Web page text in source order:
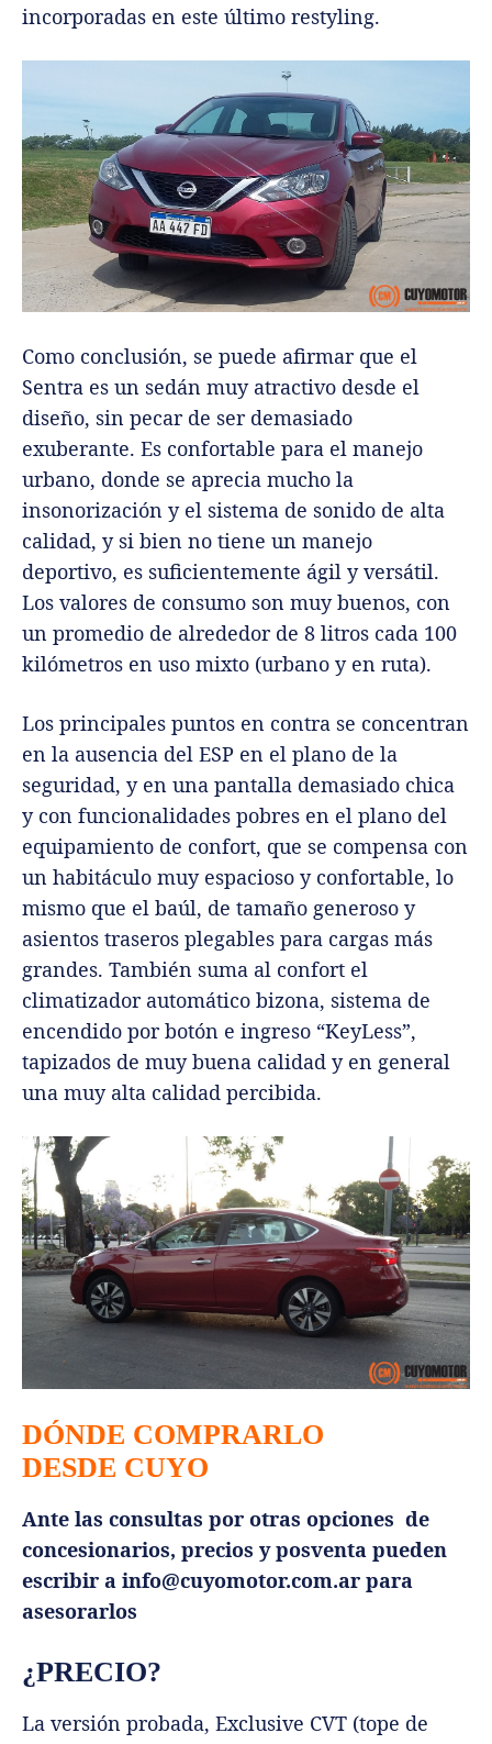
incorporadas en este último restyling.
Como conclusión, se puede afirmar que el
Sentra es un sedán muy atractivo desde el
diseño, sin pecar de ser demasiado
exuberante. Es confortable para el manejo
urbano, donde se aprecia mucho la
insonorización y el sistema de sonido de alta
calidad, y si bien no tiene un manejo
deportivo, es suficientemente ágil y versátil.
Los valores de consumo son muy buenos, con
un promedio de alrededor de 8 litros cada 100
kilómetros en uso mixto (urbano y en ruta).
Los principales puntos en contra se concentran
en la ausencia del ESP en el plano de la
seguridad, y en una pantalla demasiado chica
y con funcionalidades pobres en el plano del
equipamiento de confort, que se compensa con
un habitáculo muy espacioso y confortable, lo
mismo que el baúl, de tamaño generoso y
asientos traseros plegables para cargas más
grandes. También suma al confort el
climatizador automático bizona, sistema de
encendido por botón e ingreso “KeyLess”,
tapizados de muy buena calidad y en general
una muy alta calidad percibida.
DÓNDE COMPRARLO
DESDE CUYO
Ante las consultas por otras opciones de
concesionarios, precios y posventa pueden
escribir a info@cuyomotor.com.ar para
asesorarlos
¿PRECIO?
La versión probada, Exclusive CVT (tope de